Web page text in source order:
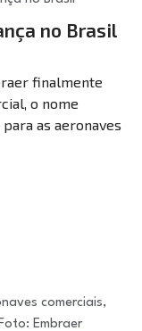
no Brasil
finalmente
o nome
as aeronaves